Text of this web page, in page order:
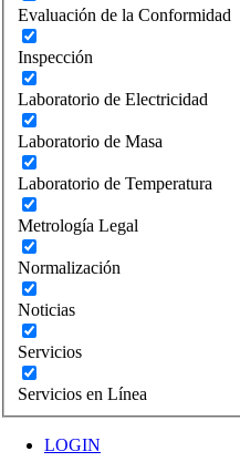
Evaluación de la Conformidad
Inspección
Laboratorio de Electricidad
Laboratorio de Masa
Laboratorio de Temperatura
Metrología Legal
Normalización
Noticias
Servicios
Servicios en Línea
LOGIN